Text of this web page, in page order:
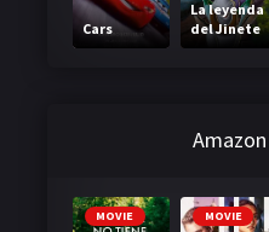
Cars
La leyenda
del Jinete
sin cabeza
Amazon
MOVIE MOVIE